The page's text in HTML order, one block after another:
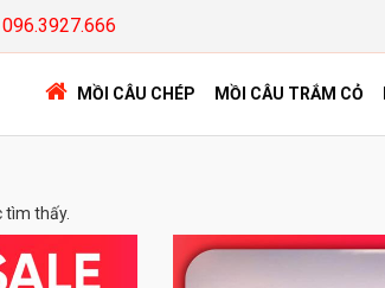
096.3927.666
MỒI CÂU CHÉP MỒI CÂU TRẮM CỎ
tìm thấy.